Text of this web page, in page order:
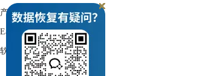
产品
EasyRecovery下载
软件激活